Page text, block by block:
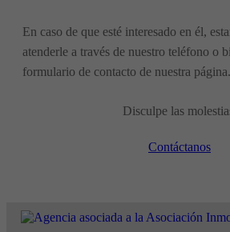
En caso de que esté interesado en él,
atenderle a través de nuestro teléfono o
formulario de contacto de nuestra página.
Disculpe las
Contáctanos